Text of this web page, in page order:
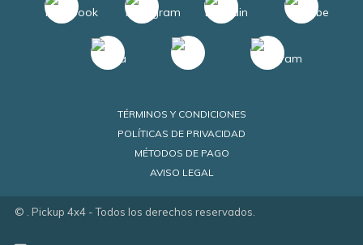
TÉRMINOS Y CONDICIONES
POLÍTICAS DE PRIVACIDAD
MÉTODOS DE PAGO
AVISO LEGAL
© . Pickup 4x4 - Todos los derechos reservados.